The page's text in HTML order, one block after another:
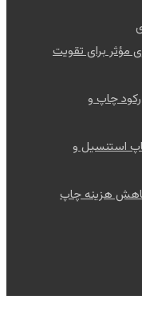
مؤثر برای تقویت
چاپ و
استنسیل و
هزینه چاپ